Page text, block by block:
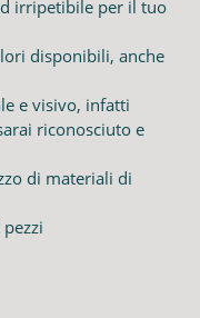
irripetibile per il tuo
disponibili, anche
e visivo, infatti
riconosciuto e
di materiali di